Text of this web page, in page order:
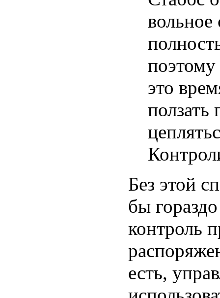
вольное
поэтому
это
Без этой
бы
контроль
есть,